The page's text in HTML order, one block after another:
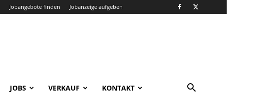
Jobangebote finden Jobanzeige aufgeben
JOBS VERKAUF KONTAKT